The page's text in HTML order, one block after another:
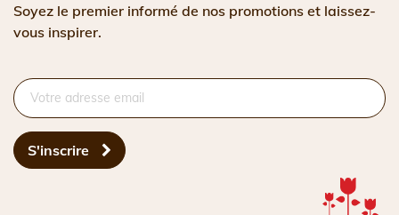
Soyez le premier informé de nos promotions et laissez-
vous inspirer.
S'inscrire